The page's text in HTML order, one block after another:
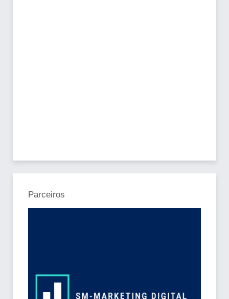
Parceiros